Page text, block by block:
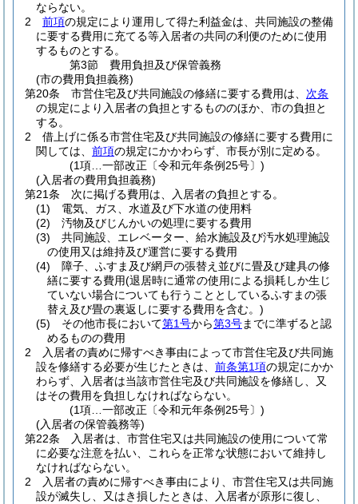
ならない。
2
前項の規定により運用して得た利益金は、共同施設の整備
に要する費用に充てる等入居者の共同の利便のために使用
するものとする。
第3節
費用負担及び保管義務
(市の費用負担義務)
第20条
市営住宅及び共同施設の修繕に要する費用は、 次条
の規定により入居者の負担とするもののほか、市の負担と
する。
2
借上げに係る市営住宅及び共同施設の修繕に要する費用に
関しては、 前項の規定にかかわらず、市長が別に定める。
(1項…一部改正〔令和元年条例25号〕)
(入居者の費用負担義務)
第21条
次に掲げる費用は、入居者の負担とする。
(1)
電気、ガス、水道及び下水道の使用料
(2)
汚物及びじんかいの処理に要する費用
(3)
共同施設、エレベーター、給水施設及び汚水処理施設
の使用又は維持及び運営に要する費用
(4)
障子、ふすま及び網戸の張替え並びに畳及び建具の修
繕に要する費用(退居時に通常の使用による損耗しか生じ
ていない場合についても行うこととしているふすまの張
替え及び畳の裏返しに要する費用を含む。)
(5)
その他市長において第1号から第3号までに準ずると認
めるものの費用
2
入居者の責めに帰すべき事由によって市営住宅及び共同施
設を修繕する必要が生じたときは、 前条第1項の規定にかか
わらず、入居者は当該市営住宅及び共同施設を修繕し、又
はその費用を負担しなければならない。
(1項…一部改正〔令和元年条例25号〕)
(入居者の保管義務等)
第22条
入居者は、市営住宅又は共同施設の使用について常
に必要な注意を払い、これらを正常な状態において維持し
なければならない。
2
入居者の責めに帰すべき事由により、市営住宅又は共同施
設が滅失し、又はき損したときは、入居者が原形に復し、